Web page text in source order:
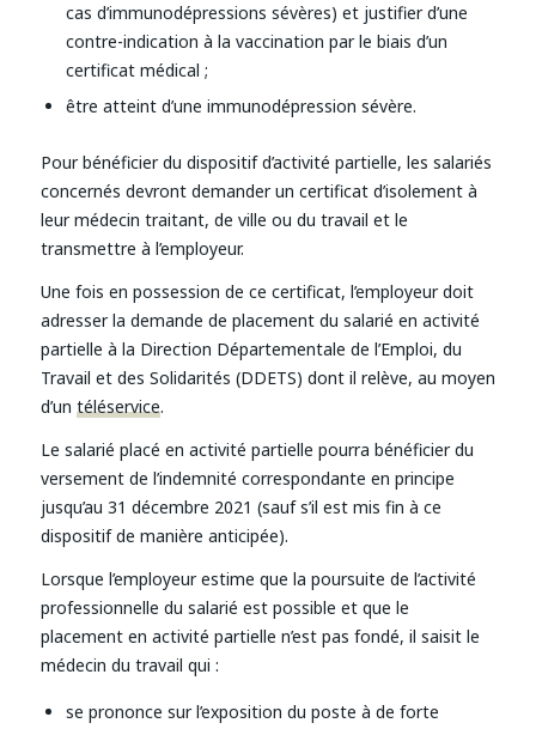
cas d’immunodépressions sévères) et justifier d’une
contre-indication à la vaccination par le biais d’un
certificat médical ;
être atteint d’une immunodépression sévère.
Pour bénéficier du dispositif d’activité partielle, les salariés
concernés devront demander un certificat d’isolement à
leur médecin traitant, de ville ou du travail et le
transmettre à l’employeur.
Une fois en possession de ce certificat, l’employeur doit
adresser la demande de placement du salarié en activité
partielle à la Direction Départementale de l’Emploi, du
Travail et des Solidarités (DDETS) dont il relève, au moyen
d’un téléservice.
Le salarié placé en activité partielle pourra bénéficier du
versement de l’indemnité correspondante en principe
jusqu’au 31 décembre 2021 (sauf s’il est mis fin à ce
dispositif de manière anticipée).
Lorsque l’employeur estime que la poursuite de l’activité
professionnelle du salarié est possible et que le
placement en activité partielle n’est pas fondé, il saisit le
médecin du travail qui :
se prononce sur l’exposition du poste à de forte